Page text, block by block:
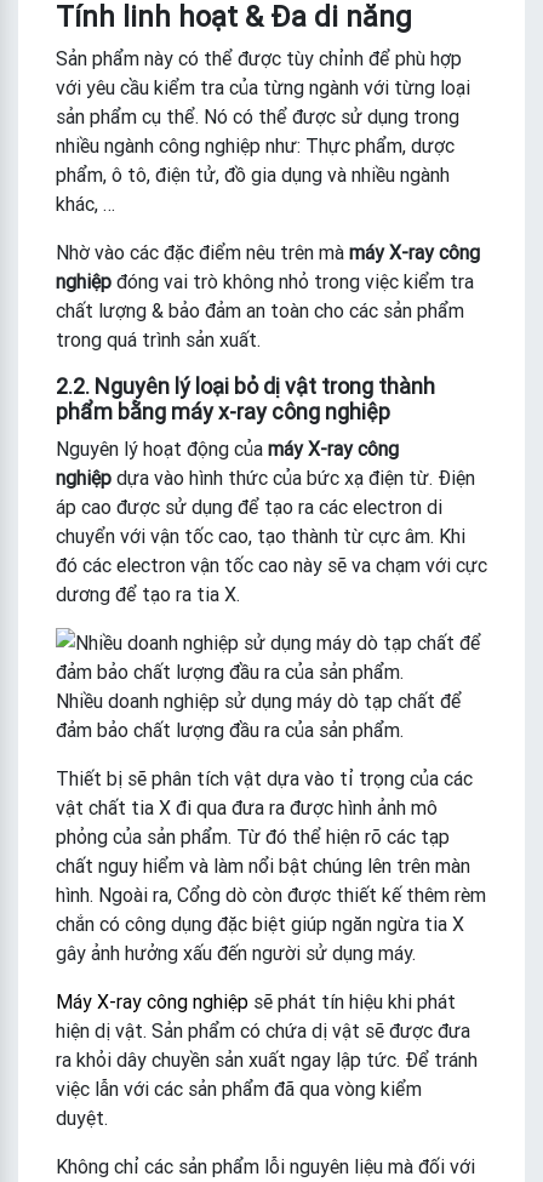
Tính linh hoạt & Đa di năng
Sản phẩm này có thể được tùy chỉnh để phù hợp
với yêu cầu kiểm tra của từng ngành với từng loại
sản phẩm cụ thể. Nó có thể được sử dụng trong
nhiều ngành công nghiệp như: Thực phẩm, dược
phẩm, ô tô, điện tử, đồ gia dụng và nhiều ngành
khác, …
Nhờ vào các đặc điểm nêu trên mà máy X-ray công
nghiệp đóng vai trò không nhỏ trong việc kiểm tra
chất lượng & bảo đảm an toàn cho các sản phẩm
trong quá trình sản xuất.
2.2. Nguyên lý loại bỏ dị vật trong thành
phẩm bằng máy x-ray công nghiệp
Nguyên lý hoạt động của máy X-ray công
nghiệp dựa vào hình thức của bức xạ điện từ. Điện
áp cao được sử dụng để tạo ra các electron di
chuyển với vận tốc cao, tạo thành từ cực âm. Khi
đó các electron vận tốc cao này sẽ va chạm với cực
dương để tạo ra tia X.
Nhiều doanh nghiệp sử dụng máy dò tạp chất để
đảm bảo chất lượng đầu ra của sản phẩm.
Thiết bị sẽ phân tích vật dựa vào tỉ trọng của các
vật chất tia X đi qua đưa ra được hình ảnh mô
phỏng của sản phẩm. Từ đó thể hiện rõ các tạp
chất nguy hiểm và làm nổi bật chúng lên trên màn
hình. Ngoài ra, Cổng dò còn được thiết kế thêm rèm
chắn có công dụng đặc biệt giúp ngăn ngừa tia X
gây ảnh hưởng xấu đến người sử dụng máy.
Máy X-ray công nghiệp sẽ phát tín hiệu khi phát
hiện dị vật. Sản phẩm có chứa dị vật sẽ được đưa
ra khỏi dây chuyền sản xuất ngay lập tức. Để tránh
việc lẫn với các sản phẩm đã qua vòng kiểm
duyệt.
Không chỉ các sản phẩm lỗi nguyên liệu mà đối với